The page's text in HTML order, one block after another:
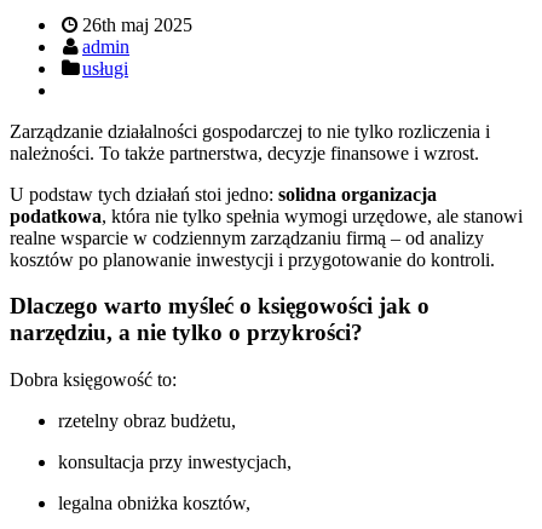
26th maj 2025
admin
usługi
Zarządzanie działalności gospodarczej to nie tylko rozliczenia i
należności. To także partnerstwa, decyzje finansowe i wzrost.
U podstaw tych działań stoi jedno: solidna organizacja
podatkowa, która nie tylko spełnia wymogi urzędowe, ale stanowi
realne wsparcie w codziennym zarządzaniu firmą – od analizy
kosztów po planowanie inwestycji i przygotowanie do kontroli.
Dlaczego warto myśleć o księgowości jak o
narzędziu, a nie tylko o przykrości?
Dobra księgowość to:
rzetelny obraz budżetu,
konsultacja przy inwestycjach,
legalna obniżka kosztów,